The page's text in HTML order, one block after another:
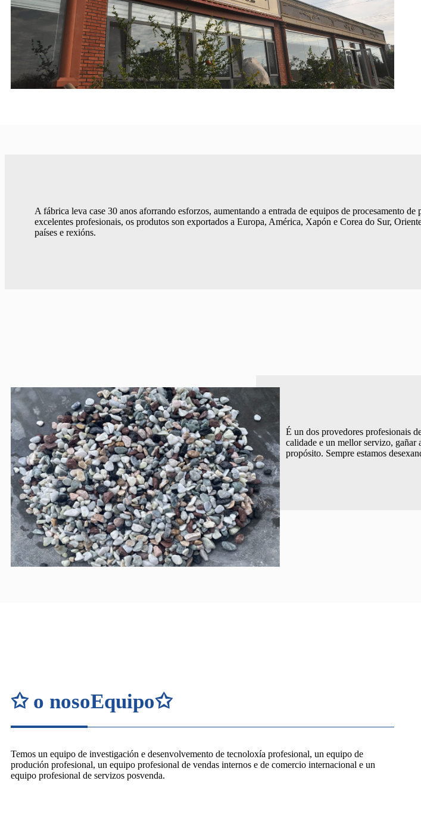
A fábrica leva case 30 anos aforrando esforzos, aumentando a entrada de equipos de procesamento de
excelentes profesionais, os produtos son exportados a Europa, América, Xapón e Corea do Sur,
países e rexións.
É un dos provedores profesionais
calidade e un mellor servizo, gañar
propósito. Sempre estamos
✩ o nosoEquipo✩
Temos un equipo de investigación e desenvolvemento de tecnoloxía profesional, un equipo de
produción profesional, un equipo profesional de vendas internos e de comercio internacional e un
equipo profesional de servizos posvenda.